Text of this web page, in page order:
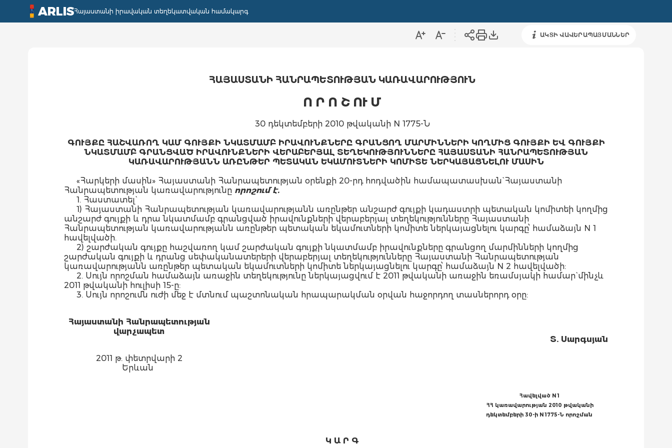
ARLISՀայաստանի իրավական տեղեկատվական համակարգ
ԱԿՏԻ ՎԱՎԵՐԱՊԱՅՄԱՆՆԵՐ
ՀԱՅԱՍՏԱՆԻ ՀԱՆՐԱՊԵՏՈՒԹՅԱՆ ԿԱՌԱՎԱՐՈՒԹՅՈՒՆ
Ո Ր Ո Շ ՈՒ Մ
30 դեկտեմբերի 2010 թվականի N 1775-Ն
ԳՈՒՅՔԸ ՀԱՇՎԱՌՈՂ ԿԱՄ ԳՈՒՅՔԻ ՆԿԱՏՄԱՄԲ ԻՐԱՎՈՒՆՔՆԵՐԸ ԳՐԱՆՑՈՂ ՄԱՐՄԻՆՆԵՐԻ ԿՈՂՄԻՑ ԳՈՒՅՔԻ ԵՎ ԳՈՒՅՔԻ
ՆԿԱՏՄԱՄԲ ԳՐԱՆՑՎԱԾ ԻՐԱՎՈՒՆՔՆԵՐԻ ՎԵՐԱԲԵՐՅԱԼ ՏԵՂԵԿՈՒԹՅՈՒՆՆԵՐԸ ՀԱՅԱՍՏԱՆԻ ՀԱՆՐԱՊԵՏՈՒԹՅԱՆ
ԿԱՌԱՎԱՐՈՒԹՅԱՆՆ ԱՌԸՆԹԵՐ ՊԵՏԱԿԱՆ ԵԿԱՄՈՒՏՆԵՐԻ ԿՈՄԻՏԵ ՆԵՐԿԱՅԱՑՆԵԼՈՒ ՄԱՍԻՆ
«Հարկերի մասին» Հայաստանի Հանրապետության օրենքի 20-րդ հոդվածին համապատասխան` Հայաստանի
Հանրապետության կառավարությունը որոշում է.
1. Հաստատել`
1) Հայաստանի Հանրապետության կառավարությանն առընթեր անշարժ գույքի կադաստրի պետական կոմիտեի կողմից
անշարժ գույքի և դրա նկատմամբ գրանցված իրավունքների վերաբերյալ տեղեկությունները Հայաստանի
Հանրապետության կառավարությանն առընթեր պետական եկամուտների կոմիտե ներկայացնելու կարգը՝ համաձայն N 1
հավելվածի.
2) շարժական գույքը հաշվառող կամ շարժական գույքի նկատմամբ իրավունքները գրանցող մարմինների կողմից
շարժական գույքի և դրանց սեփականատերերի վերաբերյալ տեղեկությունները Հայաստանի Հանրապետության
կառավարությանն առընթեր պետական եկամուտների կոմիտե ներկայացնելու կարգը՝ համաձայն N 2 հավելվածի:
2. Սույն որոշման համաձայն առաջին տեղեկությունը ներկայացվում է 2011 թվականի առաջին եռամսյակի համար` մինչև
2011 թվականի հուլիսի 15-ը:
3. Սույն որոշումն ուժի մեջ է մտնում պաշտոնական հրապարակման օրվան հաջորդող տասներորդ օրը:
Հայաստանի Հանրապետության
վարչապետ
Տ. Սարգսյան
2011 թ. փետրվարի 2
Երևան
Հավելված N 1
ՀՀ կառավարության 2010 թվականի
դեկտեմբերի 30-ի N 1775-Ն որոշման
Կ Ա Ր Գ